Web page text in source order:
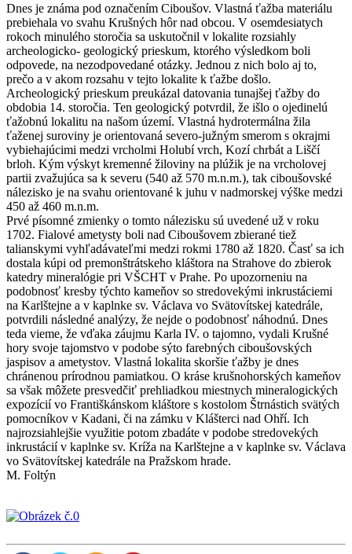
Dnes je známa pod označením Ciboušov. Vlastná ťažba materiálu
prebiehala vo svahu Krušných hôr nad obcou. V osemdesiatych
rokoch minulého storočia sa uskutočnil v lokalite rozsiahly
archeologicko- geologický prieskum, ktorého výsledkom boli
odpovede, na nezodpovedané otázky. Jednou z nich bolo aj to,
prečo a v akom rozsahu v tejto lokalite k ťažbe došlo.
Archeologický prieskum preukázal datovania tunajšej ťažby do
obdobia 14. storočia. Ten geologický potvrdil, že išlo o ojedinelú
ťažobnú lokalitu na našom území. Vlastná hydrotermálna žila
ťaženej suroviny je orientovaná severo-južným smerom s okrajmi
vybiehajúcimi medzi vrcholmi Holubí vrch, Kozí chrbát a Liščí
brloh. Kým výskyt kremenné žiloviny na plúžik je na vrcholovej
partii zvažujúca sa k severu (540 až 570 m.n.m.), tak ciboušovské
nálezisko je na svahu orientované k juhu v nadmorskej výške medzi
450 až 460 m.n.m.
Prvé písomné zmienky o tomto nálezisku sú uvedené už v roku
1702. Fialové ametysty boli nad Ciboušovem zbierané tiež
talianskymi vyhľadávateľmi medzi rokmi 1780 až 1820. Časť sa ich
dostala kúpi od premonštrátskeho kláštora na Strahove do zbierok
katedry mineralógie pri VŠCHT v Prahe. Po upozorneniu na
podobnosť kresby týchto kameňov so stredovekými inkrustáciemi
na Karlštejne a v kaplnke sv. Václava vo Svätovítskej katedrále,
potvrdili následné analýzy, že nejde o podobnosť náhodnú. Dnes
teda vieme, že vďaka záujmu Karla IV. o tajomno, vydali Krušné
hory svoje tajomstvo v podobe sýto farebných ciboušovských
jaspisov a ametystov. Vlastná lokalita skoršie ťažby je dnes
chránenou prírodnou pamiatkou. O kráse krušnohorských kameňov
sa však môžete presvedčiť prehliadkou miestnych mineralogických
expozícií vo Františkánskom kláštore s kostolom Štrnástich svätých
pomocníkov v Kadani, či na zámku v Klášterci nad Ohří. Ich
najrozsiahlejšie využitie potom zbadáte v podobe stredovekých
inkrustácií v kaplnke sv. Kríža na Karlštejne a v kaplnke sv. Václava
vo Svätovítskej katedrále na Pražskom hrade.
M. Foltýn